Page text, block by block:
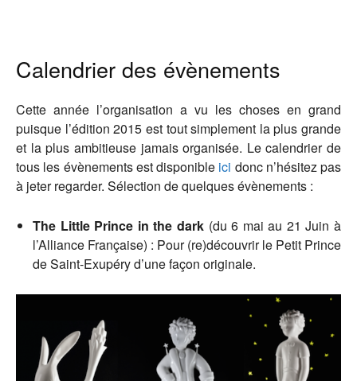
Calendrier des évènements
Cette année l’organisation a vu les choses en grand
puisque l’édition 2015 est tout simplement la plus grande
et la plus ambitieuse jamais organisée. Le calendrier de
tous les évènements est disponible ici donc n’hésitez pas
à jeter regarder. Sélection de quelques évènements :
The Little Prince in the dark(du 6 mai au 21 Juin à
l’Alliance Française) : Pour (re)découvrir le Petit Prince
de Saint-Exupéry d’une façon originale.